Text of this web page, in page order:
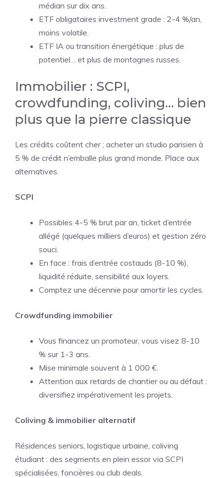
médian sur dix ans.
ETF obligataires investment grade : 2-4 %/an,
moins volatile.
ETF IA ou transition énergétique : plus de
potentiel… et plus de montagnes russes.
Immobilier : SCPI,
crowdfunding, coliving… bien
plus que la pierre classique
Les crédits coûtent cher ; acheter un studio parisien à
5 % de crédit n’emballe plus grand monde. Place aux
alternatives.
SCPI
Possibles 4-5 % brut par an, ticket d’entrée
allégé (quelques milliers d’euros) et gestion zéro
souci.
En face : frais d’entrée costauds (8-10 %),
liquidité réduite, sensibilité aux loyers.
Comptez une décennie pour amortir les cycles.
Crowdfunding immobilier
Vous financez un promoteur, vous visez 8-10
% sur 1-3 ans.
Mise minimale souvent à 1 000 €.
Attention aux retards de chantier ou au défaut :
diversifiez impérativement les projets.
Coliving & immobilier alternatif
Résidences seniors, logistique urbaine, coliving
étudiant : des segments en plein essor via SCPI
spécialisées, foncières ou club deals.